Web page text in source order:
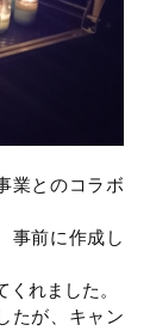
業とのコラボ
事前に作成し
れました。
たが、キャン